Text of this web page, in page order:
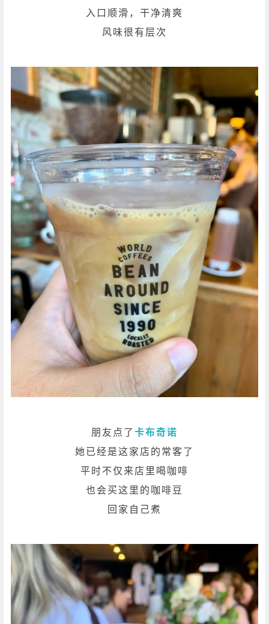
入口顺滑，干净清爽
风味很有层次
朋友点了 卡布奇诺
她已经是这家店的常客了
平时不仅来店里喝咖啡
也会买这里的咖啡豆
回家自己煮